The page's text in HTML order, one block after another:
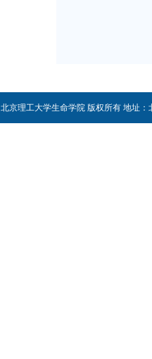
北京理工大学生命学院 版权所有 地址：